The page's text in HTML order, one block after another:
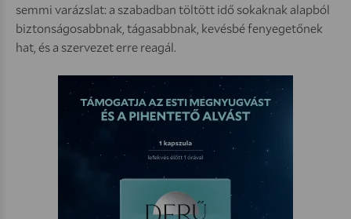
semmi varázslat: a szabadban töltött idő sokaknak alapból
biztonságosabbnak, tágasabbnak, kevésbé fenyegetőnek
hat, és a szervezet erre reagál.